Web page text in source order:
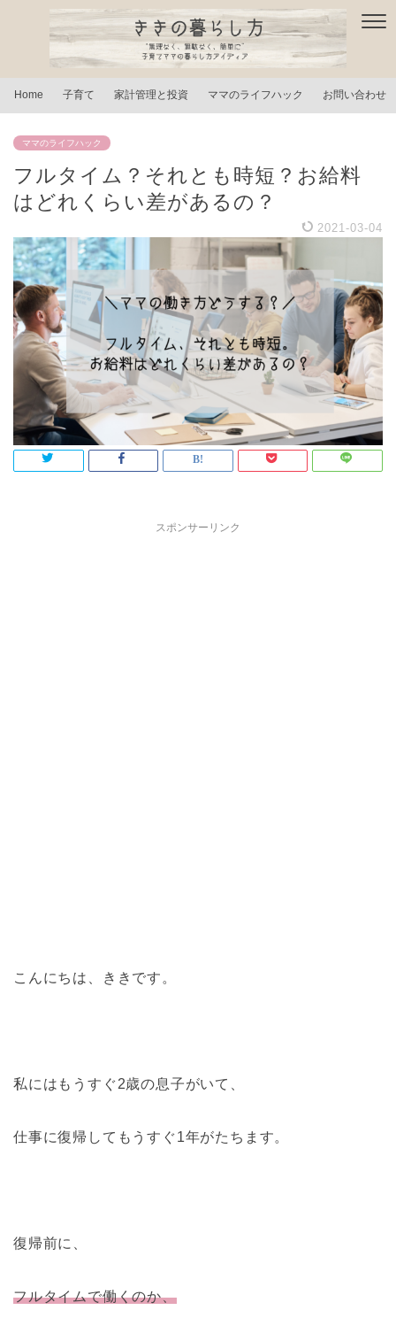
Home 子育て 家計管理と投資 ママのライフハック お問い合わせ
ママのライフハック
フルタイム？それとも時短？お給料
はどれくらい差があるの？
2021-03-04
スポンサーリンク
こんにちは、ききです。
私にはもうすぐ2歳の息子がいて、
仕事に復帰してもうすぐ1年がたちます。
復帰前に、
フルタイムで働くのか、